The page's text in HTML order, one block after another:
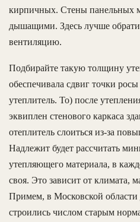
кирпичных. Стены панельных
дышащими. Здесь лучше
вентиляцию.
Подбирайте такую толщину
обеспечивала сдвиг точки
утеплитель. То) после
эквиплен стенового каркаса
отеплитель слоиться из-за
Надлежит будет рассчитать
утепляющего материала, в
своя. Это зависит от климата,
Примем, в Московской области
строились числом старым